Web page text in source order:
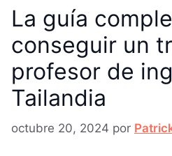
La guía
conseguir un
profesor de
Tailandia
octubre 20, 2024 por